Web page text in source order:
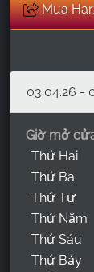
Mua
Giờ mở
Thứ Hai
Thứ Ba
Thứ Tư
Thứ Năm
Thứ Sáu
Thứ Bảy